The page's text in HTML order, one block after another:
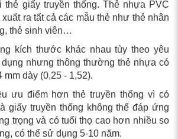
giấy truyền thống. Thẻ nhựa PVC
ra tất cả các mẫu thẻ như thẻ nhân
thẻ sinh viên…
kích thước khác nhau tùy theo yêu
nhưng thông thường thẻ nhựa có
dày (0,25 - 1,52).
ưu điểm hơn thẻ truyền thống vì có
giấy truyền thống không thể đáp ứng
trọng và có tuổi thọ cao hơn nhiều so
có thể sử dụng 5-10 năm.